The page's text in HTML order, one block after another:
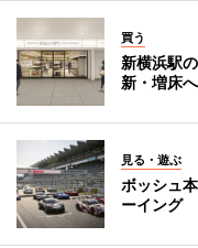
買う
新横浜駅
新・増床へ
見る・遊ぶ
ボッシュ
ーイング